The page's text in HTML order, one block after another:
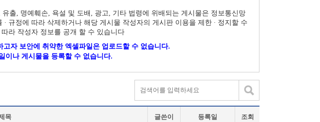
출, 명예훼손, 욕설 및 도배, 광고, 기타 법령에 위배되는 게시물은 정보통신망
규정에 따라 삭제하거나 해당 게시물 작성자의 게시판 이용을 제한 ∙ 정지할 수
라 작성자 정보를 공개 할 수 있습니다
자 보안에 취약한 엑셀파일은 업로드할 수 없습니다.
이나 게시물을 등록할 수 없습니다.
목 글쓴이 등록일 조회